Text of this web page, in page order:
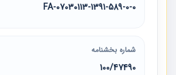
07030113-1391-589-0-0-FA
شماره بخشنامه
100/47490